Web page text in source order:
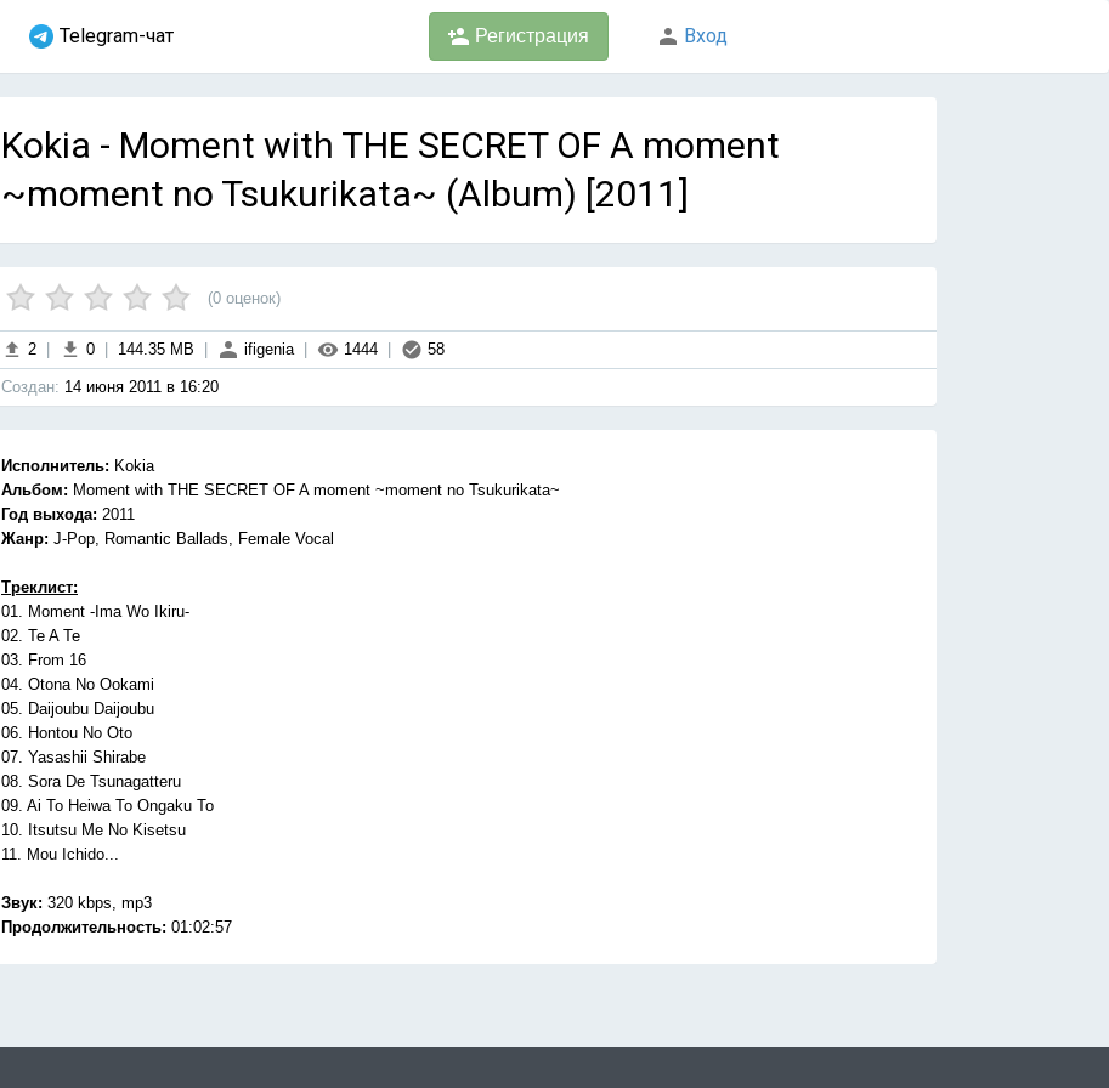
Telegram-чат Регистрация Вход
Kokia - Moment with THE SECRET OF A moment
~moment no Tsukurikata~ (Album) [2011]
(0 оценок)
2 0 144.35 MB ifigenia 1444 58
Cоздан: 14 июня 2011 в 16:20
Исполнитель: Kokia
Альбом: Moment with THE SECRET OF A moment ~moment no Tsukurikata~
Год выхода: 2011
Жанр: J-Pop, Romantic Ballads, Female Vocal
Треклист:
01. Moment -Ima Wo Ikiru-
02. Te A Te
03. From 16
04. Otona No Ookami
05. Daijoubu Daijoubu
06. Hontou No Oto
07. Yasashii Shirabe
08. Sora De Tsunagatteru
09. Ai To Heiwa To Ongaku To
10. Itsutsu Me No Kisetsu
11. Mou Ichido...
Звук: 320 kbps, mp3
Продолжительность: 01:02:57